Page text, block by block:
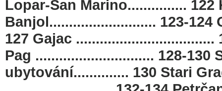
Lopar-San Marino...............
Banjol........................... 123-
127 Gajac
Pag .............................. 128-
ubytování.............. 130 Stari